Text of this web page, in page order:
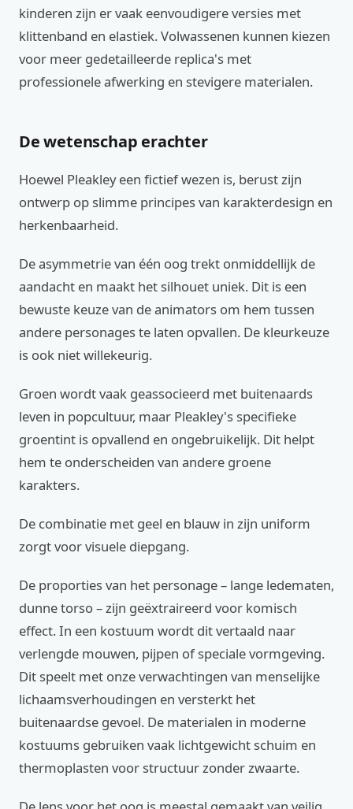
kinderen zijn er vaak eenvoudigere versies met
klittenband en elastiek. Volwassenen kunnen kiezen
voor meer gedetailleerde replica's met
professionele afwerking en stevigere materialen.
De wetenschap erachter
Hoewel Pleakley een fictief wezen is, berust zijn
ontwerp op slimme principes van karakterdesign en
herkenbaarheid.
De asymmetrie van één oog trekt onmiddellijk de
aandacht en maakt het silhouet uniek. Dit is een
bewuste keuze van de animators om hem tussen
andere personages te laten opvallen. De kleurkeuze
is ook niet willekeurig.
Groen wordt vaak geassocieerd met buitenaards
leven in popcultuur, maar Pleakley's specifieke
groentint is opvallend en ongebruikelijk. Dit helpt
hem te onderscheiden van andere groene
karakters.
De combinatie met geel en blauw in zijn uniform
zorgt voor visuele diepgang.
De proporties van het personage – lange ledematen,
dunne torso – zijn geëxtraireerd voor komisch
effect. In een kostuum wordt dit vertaald naar
verlengde mouwen, pijpen of speciale vormgeving.
Dit speelt met onze verwachtingen van menselijke
lichaamsverhoudingen en versterkt het
buitenaardse gevoel. De materialen in moderne
kostuums gebruiken vaak lichtgewicht schuim en
thermoplasten voor structuur zonder zwaarte.